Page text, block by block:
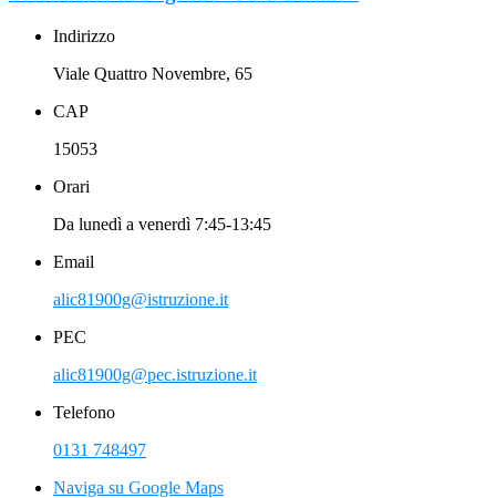
Indirizzo
Viale Quattro Novembre, 65
CAP
15053
Orari
Da lunedì a venerdì 7:45-13:45
Email
alic81900g@istruzione.it
PEC
alic81900g@pec.istruzione.it
Telefono
0131 748497
Naviga su Google Maps